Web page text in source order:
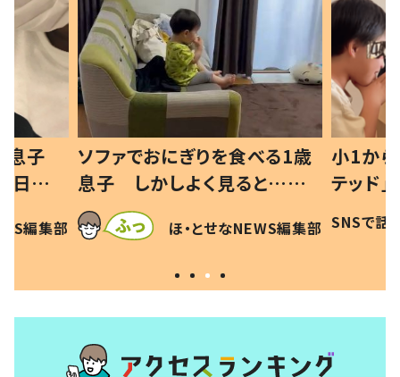
1歳
…母
現行
編集部
小1から不登校、息子は「ギフ
テッド」だった 父が“ウチ給
食”を作り続ける理由とは #令
和の親 #令和の子
SNSで話題 ほ・とせなNEWS編集部
ひ孫に
が、抱
に「涙
方ない」